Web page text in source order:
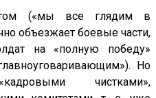
(«мы все глядим в
объезжает боевые части,
на «полную победу»
Но
чистками»,